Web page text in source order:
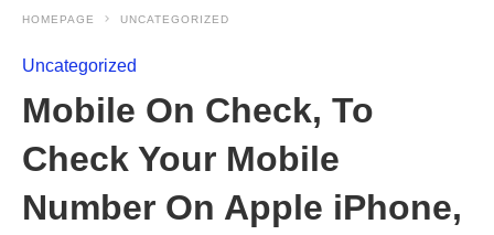
HOMEPAGE UNCATEGORIZED
Uncategorized
Mobile On Check, To
Check Your Mobile
Number On Apple iPhone,